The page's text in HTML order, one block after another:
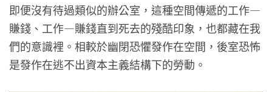
即便沒有待過類似的辦公室，這種空間傳遞的工作—
賺錢、工作—賺錢直到死去的殘酷印象，也都藏在我
們的意識裡。相較於幽閉恐懼發作在空間，後室恐怖
是發作在逃不出資本主義結構下的勞動。